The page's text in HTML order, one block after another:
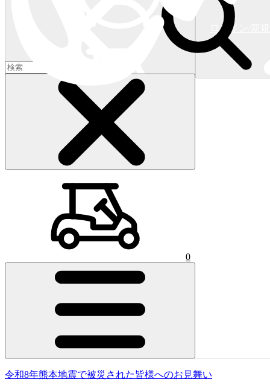
ログイン/新
ショッピングカート 0)
0
令和8年熊本地震で被災された皆様へのお見舞い